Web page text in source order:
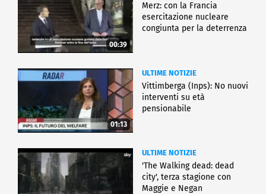
00:39
Merz: con la Francia
esercitazione nucleare
congiunta per la deterrenza
01:13
ULTIME NOTIZIE
Vittimberga (Inps): No nuovi
interventi su età
pensionabile
ULTIME NOTIZIE
'The Walking dead: dead
city', terza stagione con
Maggie e Negan